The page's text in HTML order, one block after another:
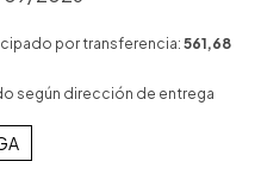
por transferencia: 561,68
según dirección de entrega